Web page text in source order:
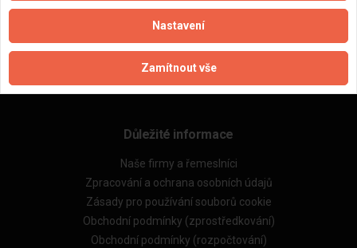
Důležité informace
Naše firmy a řemeslníci
Zpracování a ochrana osobních údajů
Zásady pro používání souborů cookie
Obchodní podmínky (zprostředkování)
Obchodní podmínky (rozpočtování)
Nastavení
Zamítnout vše